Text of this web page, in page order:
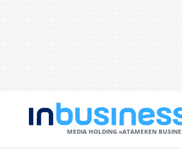
MEDIA HOLDING «ATAMEKЕN